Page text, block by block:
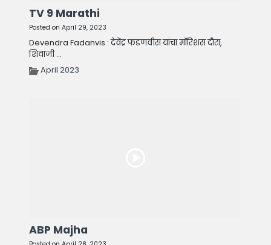
TV 9 Marathi
Posted on April 29, 2023
Devendra Fadanvis : देवेंद्र फडणवीस यांचा मॉरिशस दौरा,
शिवाजी ...
April 2023
ABP Majha